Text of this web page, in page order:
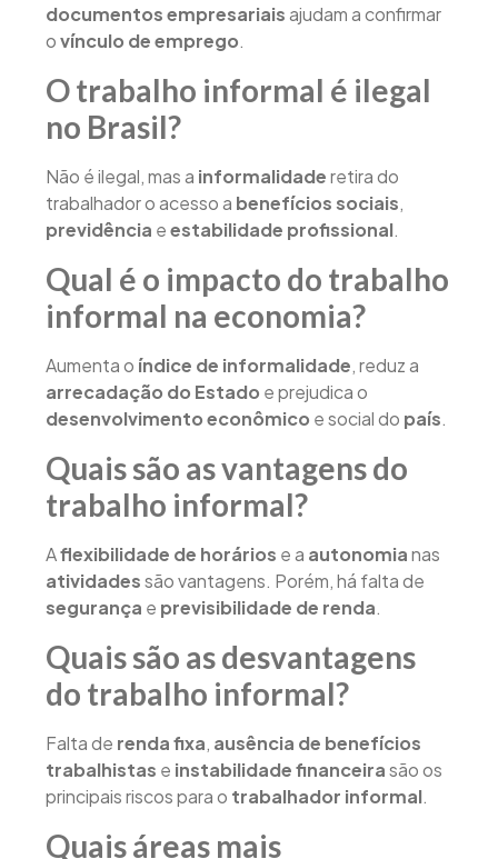
documentos empresariaisajudam a confirmar
ovínculo de emprego.
O trabalho informal é ilegal
no Brasil?
Não é ilegal, mas a informalidaderetira do
trabalhador o acesso a benefícios sociais,
previdência eestabilidade profissional.
Qual é o impacto do trabalho
informal na economia?
Aumenta o índice de informalidade, reduz a
arrecadação do Estado e prejudica o
desenvolvimento econômico e social do país.
Quais são as vantagens do
trabalho informal?
Aflexibilidade de horários e a autonomianas
atividadessão vantagens. Porém, há falta de
segurança e previsibilidade de renda.
Quais são as desvantagens
do trabalho informal?
Falta de renda fixa, ausência de benefícios
trabalhistas e instabilidade financeirasão os
principais riscos para o trabalhador informal.
Quais áreas mais